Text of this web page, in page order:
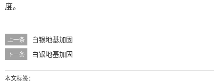
度。
上一条 白银地基加固
下一条 白银地基加固
本文标签：